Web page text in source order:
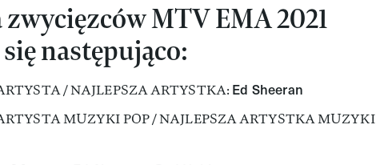
zwycięzców MTV EMA 2021
następująco:
/ NAJLEPSZA ARTYSTKA: Ed Sheeran
MUZYKI POP / NAJLEPSZA ARTYSTKA MUZYKI